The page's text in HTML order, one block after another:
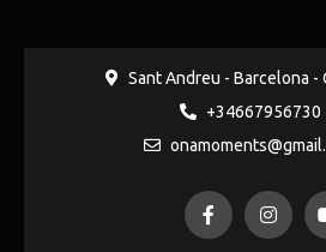
Sant Andreu - Barcelona -
+34667956730